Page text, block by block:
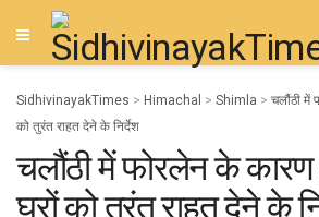
SidhivinayakTimes > Himachal > Shimla > चलौंठी में
को तुरंत राहत देने के निर्देश
चलौंठी में फोरलेन के कारण
घरों को तुरंत राहत देने के